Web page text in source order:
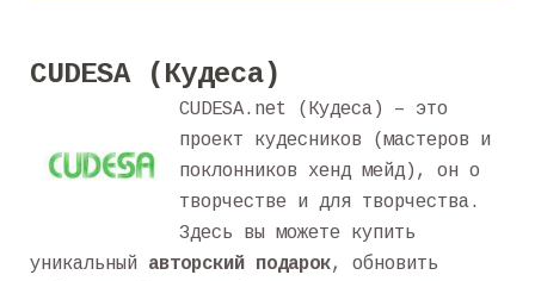
CUDESA (Кудеса)
CUDESA.net (Кудеса) – это
проект кудесников (мастеров и
поклонников хенд мейд), он о
творчестве и для творчества.
Здесь вы можете купить
уникальный авторский подарок, обновить